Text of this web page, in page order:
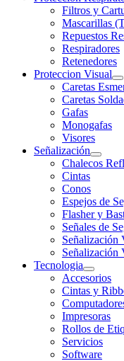
Filtros y
Mascarillas
Repuestos
Respiradores
Retenedores
Proteccion Visual
Caretas
Caretas
Gafas
Monogafas
Visores
Señalización
Chalecos
Cintas
Conos
Espejos de
Flasher y
Señales de
Señalización
Señalización
Tecnologia
Accesorios
Cintas y
Impresoras
Rollos de
Servicios
Software